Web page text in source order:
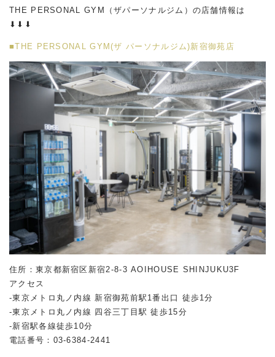
THE PERSONAL GYM（ザパーソナルジム）の店舗情報は
⬇︎⬇︎⬇︎
■THE PERSONAL GYM(ザ パーソナルジム)新宿御苑店
住所：東京都新宿区新宿2-8-3 AOIHOUSE SHINJUKU3F
アクセス
-東京メトロ丸ノ内線 新宿御苑前駅1番出口 徒歩1分
-東京メトロ丸ノ内線 四谷三丁目駅 徒歩15分
-新宿駅各線徒歩10分
電話番号：03-6384-2441